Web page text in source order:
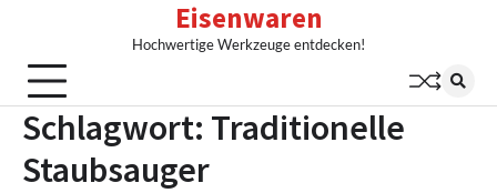
content
Eisenwaren
Hochwertige Werkzeuge entdecken!
Schlagwort: Traditionelle
Staubsauger